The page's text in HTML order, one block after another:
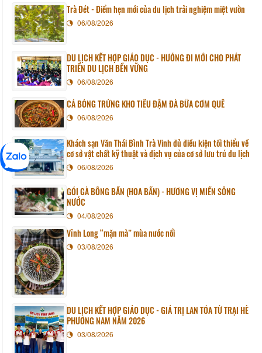
Trà Đét - Điểm hẹn mới của du lịch trải nghiệm miệt vườn
06/08/2026
DU LỊCH KẾT HỢP GIÁO DỤC - HƯỚNG ĐI MỚI CHO PHÁT
TRIỂN DU LỊCH BỀN VỮNG
06/08/2026
CÁ BÓNG TRỨNG KHO TIÊU ĐẬM ĐÀ BỮA CƠM QUÊ
06/08/2026
Khách sạn Văn Thái Bình Trà Vinh đủ điều kiện tối thiểu về
cơ sở vật chất kỹ thuật và dịch vụ của cơ sở lưu trú du lịch
06/08/2026
GỎI GÀ BÔNG BẦN (HOA BẦN) - HƯƠNG VỊ MIỀN SÔNG
NƯỚC
04/08/2026
Vĩnh Long “mặn mà” mùa nước nổi
03/08/2026
DU LỊCH KẾT HỢP GIÁO DỤC - GIÁ TRỊ LAN TỎA TỪ TRẠI HÈ
PHƯƠNG NAM NĂM 2026
03/08/2026